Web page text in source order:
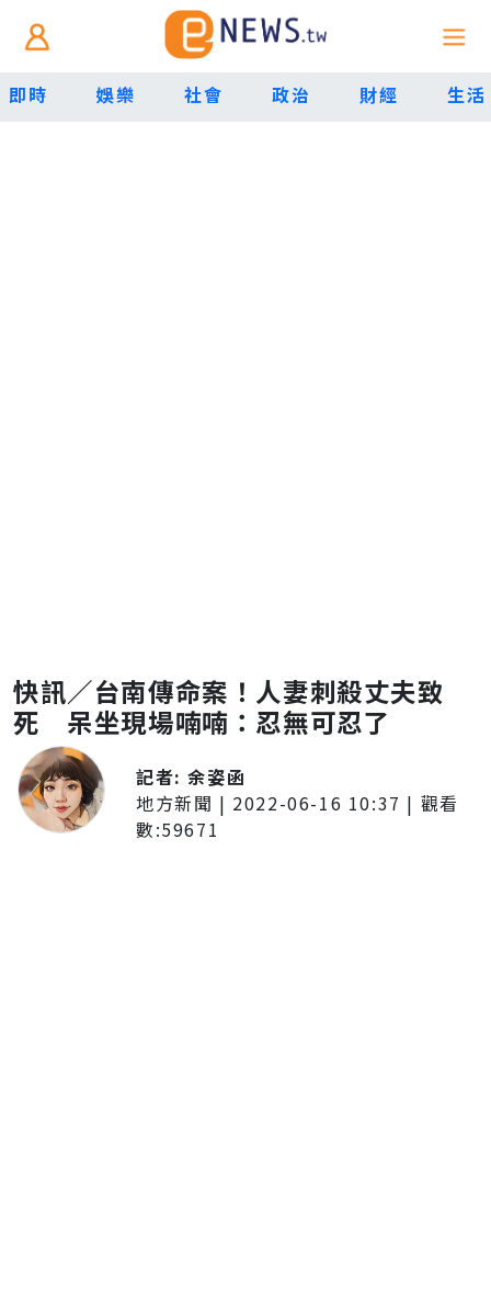
即時 娛樂 社會 政治 財經 生活
快訊／台南傳命案！人妻刺殺丈夫致
死 呆坐現場喃喃：忍無可忍了
記者:余姿函
地方新聞 | 2022-06-16 10:37 | 觀看
數:59671